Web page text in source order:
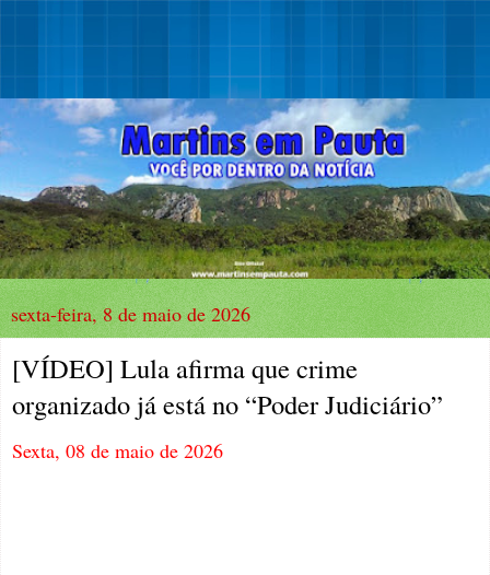
sexta-feira, 8 de maio de 2026
[VÍDEO] Lula afirma que crime
organizado já está no “Poder Judiciário”
Sexta, 08 de maio de 2026